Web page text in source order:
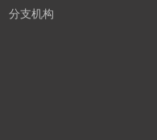
分支机构